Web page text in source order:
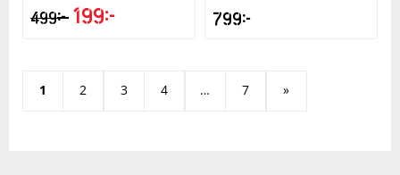
499kr 199kr 799kr
1 2 3 4 … 7 »